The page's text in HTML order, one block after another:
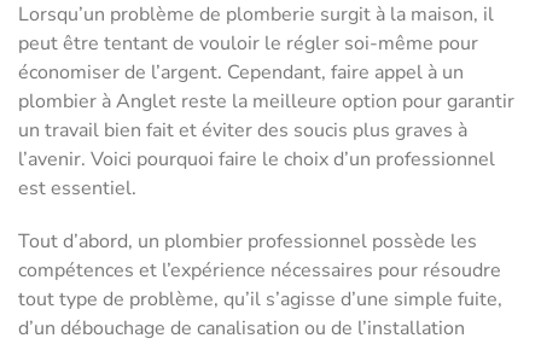
Lorsqu’un problème de plomberie surgit à la maison, il
peut être tentant de vouloir le régler soi-même pour
économiser de l’argent. Cependant, faire appel à un
plombier à Anglet reste la meilleure option pour garantir
un travail bien fait et éviter des soucis plus graves à
l’avenir. Voici pourquoi faire le choix d’un professionnel
est essentiel.
Tout d’abord, un plombier professionnel possède les
compétences et l’expérience nécessaires pour résoudre
tout type de problème, qu’il s’agisse d’une simple fuite,
d’un débouchage de canalisation ou de l’installation